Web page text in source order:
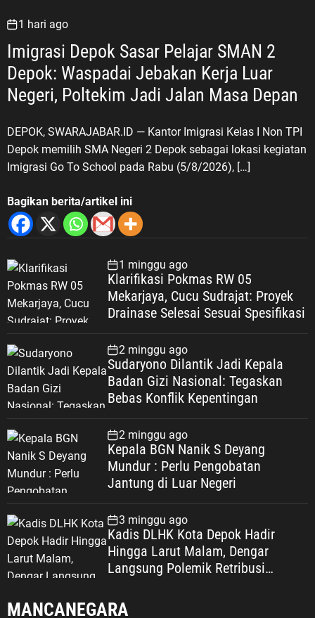
1 hari ago
Imigrasi Depok Sasar Pelajar SMAN 2
Depok: Waspadai Jebakan Kerja Luar
DEPOK, SWARAJABAR.ID — Kantor Imigrasi Kelas I Non TPI
Depok memilih SMA Negeri 2 Depok sebagai lokasi kegiatan
Imigrasi Go To School pada Rabu (5/8/2026), […]
Bagikan berita/artikel ini
1 minggu ago
Klarifikasi Pokmas RW 05
Mekarjaya, Cucu Sudrajat: Proyek
Drainase Selesai Sesuai Spesifikasi
2 minggu ago
Sudaryono Dilantik Jadi Kepala
Badan Gizi Nasional: Tegaskan
Bebas Konflik Kepentingan
2 minggu ago
Kepala BGN Nanik S Deyang
Mundur : Perlu Pengobatan
Jantung di Luar Negeri
3 minggu ago
Kadis DLHK Kota Depok Hadir
Hingga Larut Malam, Dengar
Langsung Polemik Retribusi
MANCANEGARA